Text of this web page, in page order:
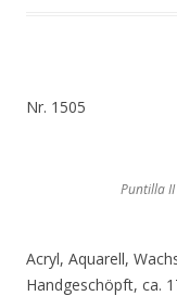
Nr. 1505
Puntilla II
Acryl, Aquarell,
Handgeschöpft, ca.